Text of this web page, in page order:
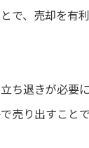
で、売却を有
ち退きが必要
売り出すこと